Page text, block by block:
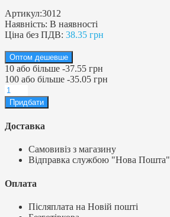
Артикул:3012
Наявність: В наявності
Ціна без ПДВ: 38.35 грн
Оптом дешевше
10 або більше -37.55 грн
100 або більше -35.05 грн
Доставка
Самовивіз з магазину
Відправка службою "Нова Пошта"
Оплата
Післяплата на Новій пошті